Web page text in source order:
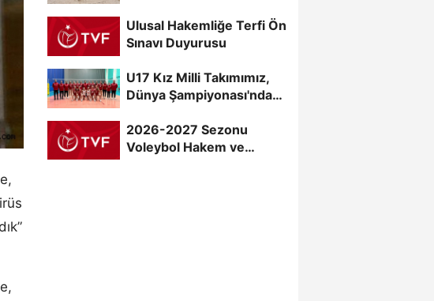
Ulusal Hakemliğe Terfi Ön
Sınavı Duyurusu
U17 Kız Milli Takımımız,
Dünya Şampiyonası'nda
2026-2027 Sezonu
Voleybol Hakem ve